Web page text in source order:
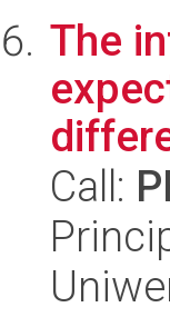
The
Call: